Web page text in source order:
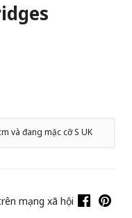
và đang mặc cỡ S UK
mạng xã hội